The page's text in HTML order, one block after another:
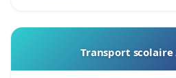
Transport scolaire